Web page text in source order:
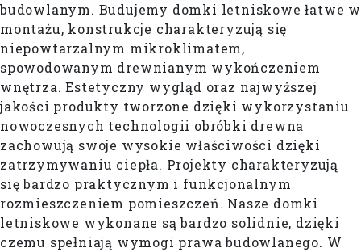
budowlanym. Budujemy domki letniskowe łatwe w
montażu, konstrukcje charakteryzują się
niepowtarzalnym mikroklimatem,
spowodowanym drewnianym wykończeniem
wnętrza. Estetyczny wygląd oraz najwyższej
jakości produkty tworzo­ne dzięki wykorzystaniu
nowoczesnych technologii obróbki drewna
zachowują swoje wysokie właściwości dzięki
zatrzymywaniu ciepła. Projekty charakteryzują
się bardzo praktycznym i funkcjonalnym
rozmieszczeniem pomieszczeń. Nasze domki
letniskowe wykonane są bardzo solidnie, dzięki
czemu spełniają wymogi prawa budowlanego. W